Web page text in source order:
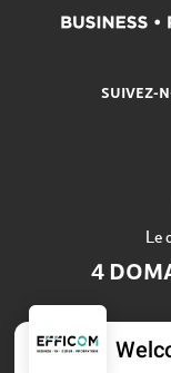
SUIVEZ-
Le
4